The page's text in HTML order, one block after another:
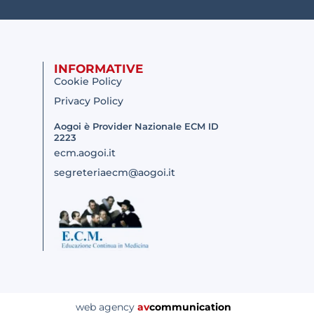
INFORMATIVE
Cookie Policy
Privacy Policy
Aogoi è Provider Nazionale ECM ID
2223
ecm.aogoi.it
segreteriaecm@aogoi.it
web agency avcommunication